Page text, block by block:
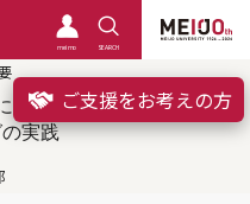
meimo SEARCH
ご支援をお考えの方
よるアドバンス・ケア・プ
実践